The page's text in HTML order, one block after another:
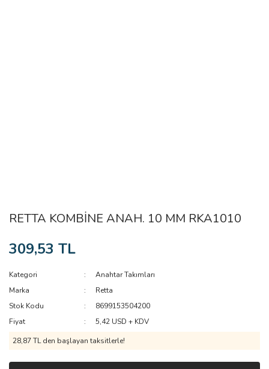
RETTA KOMBİNE ANAH. 10 MM RKA1010
309,53 TL
Kategori
Anahtar Takımları
Marka
Retta
Stok Kodu
8699153504200
Fiyat
5,42 USD + KDV
28,87 TL den başlayan taksitlerle!